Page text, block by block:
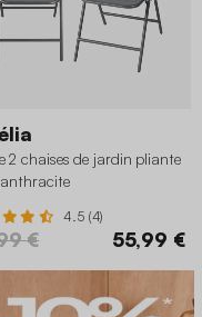
2 chaises de jardin pliante
4.5 (4)
€ 55,99 €